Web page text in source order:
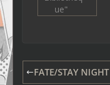
ue"
FATE/STAY NIGHT